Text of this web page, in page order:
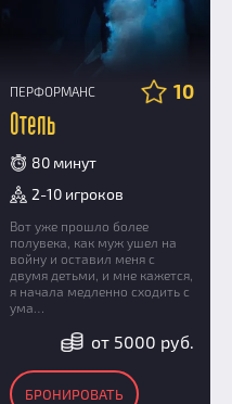
ПЕРФОРМАНС 10
Отель
80 минут
2-10 игроков
Вот уже прошло более
полувека, как муж ушел на
войну и оставил меня с
двумя детьми, и мне кажется,
я начала медленно сходить с
ума…
от 5000 руб.
БРОНИРОВАТЬ